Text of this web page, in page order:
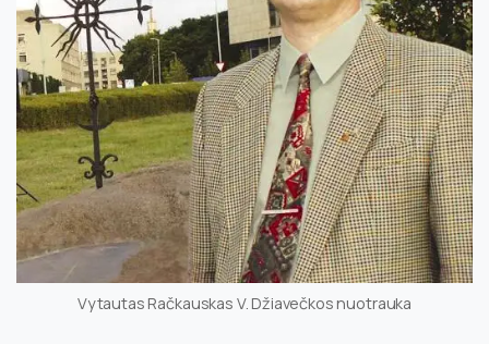
Vytautas Račkauskas V. Džiavečkos nuotrauka